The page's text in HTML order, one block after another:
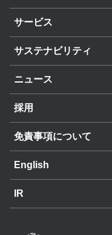
サービス
サステナビリティ
ニュース
採用
免責事項について
English
IR